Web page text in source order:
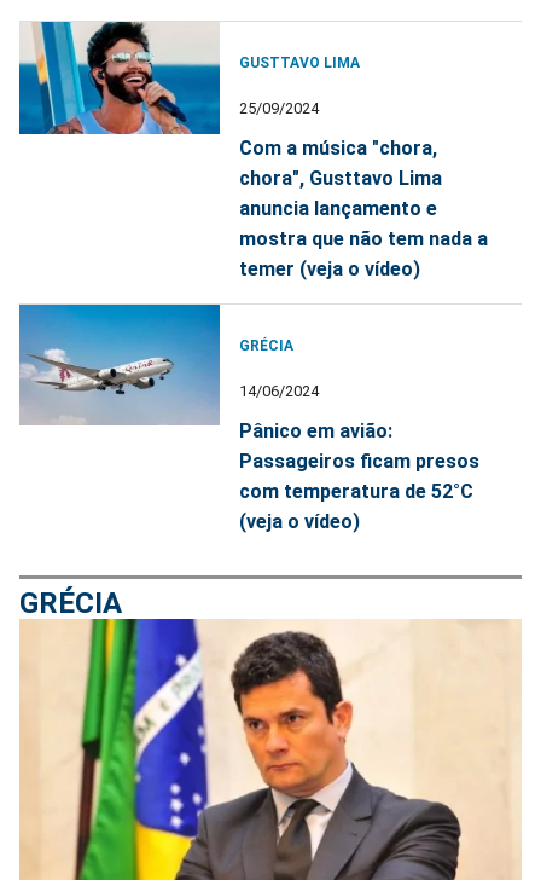
GUSTTAVO LIMA
25/09/2024
Com a música "chora,
chora", Gusttavo Lima
anuncia lançamento e
mostra que não tem nada a
temer (veja o vídeo)
GRÉCIA
14/06/2024
Pânico em avião:
Passageiros ficam presos
com temperatura de 52°C
(veja o vídeo)
GRÉCIA